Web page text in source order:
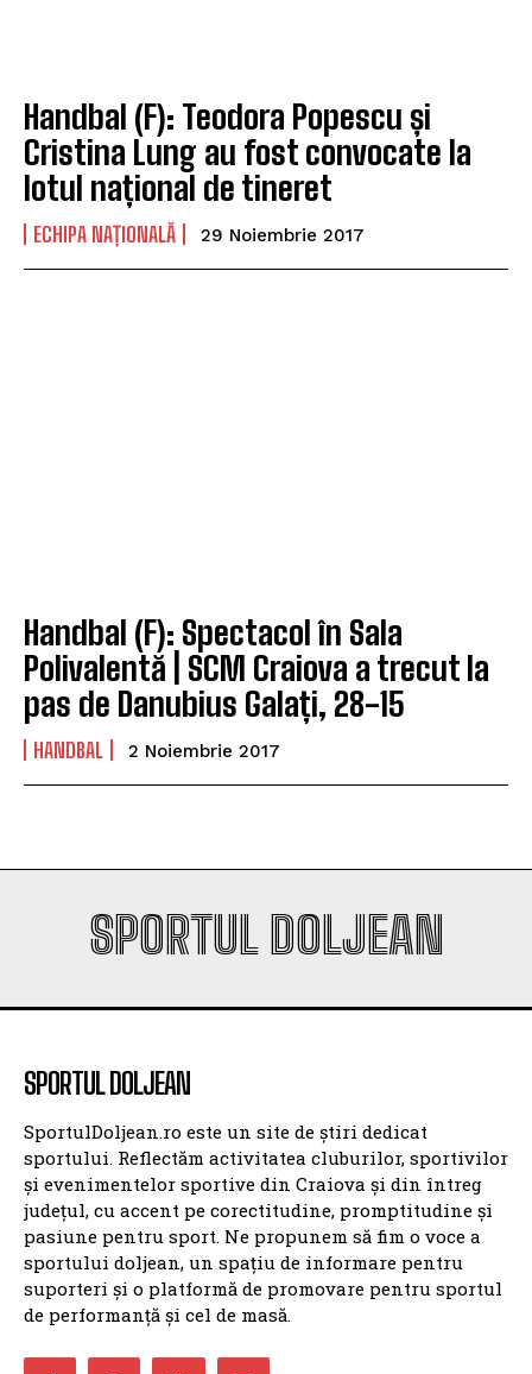
Handbal (F): Teodora Popescu și
Cristina Lung au fost convocate la
lotul național de tineret
ECHIPA NAȚIONALĂ 29 Noiembrie 2017
Handbal (F): Spectacol în Sala
Polivalentă | SCM Craiova a trecut la
pas de Danubius Galați, 28-15
HANDBAL 2 Noiembrie 2017
SPORTUL DOLJEAN
SPORTUL DOLJEAN
SportulDoljean.ro este un site de știri dedicat
sportului. Reflectăm activitatea cluburilor, sportivilor
și evenimentelor sportive din Craiova și din întreg
județul, cu accent pe corectitudine, promptitudine și
pasiune pentru sport. Ne propunem să fim o voce a
sportului doljean, un spațiu de informare pentru
suporteri și o platformă de promovare pentru sportul
de performanță și cel de masă.